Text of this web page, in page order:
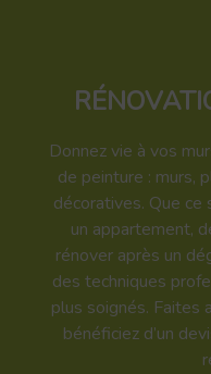
Donnez vie à vos
de peinture : murs,
décoratives. Que
un appartement,
rénover après un
des techniques
plus soignés. Faites
bénéficiez d’un